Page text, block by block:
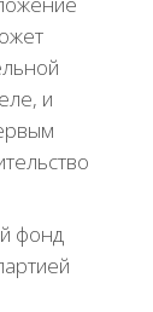
и
фонд